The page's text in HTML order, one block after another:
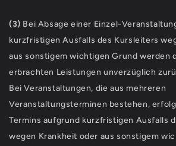
(3) Bei Absage einer Einzel-
kurzfristigen Ausfalls des Kursleiters
aus sonstigem wichtigen Grund werden
erbrachten Leistungen unverzüglich
Bei Veranstaltungen, die aus mehreren
Veranstaltungsterminen bestehen,
Termins aufgrund kurzfristigen Ausfalls
wegen Krankheit oder aus sonstigem